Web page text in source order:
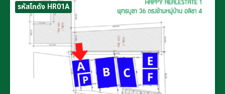
รหัสโกดัง HR01A